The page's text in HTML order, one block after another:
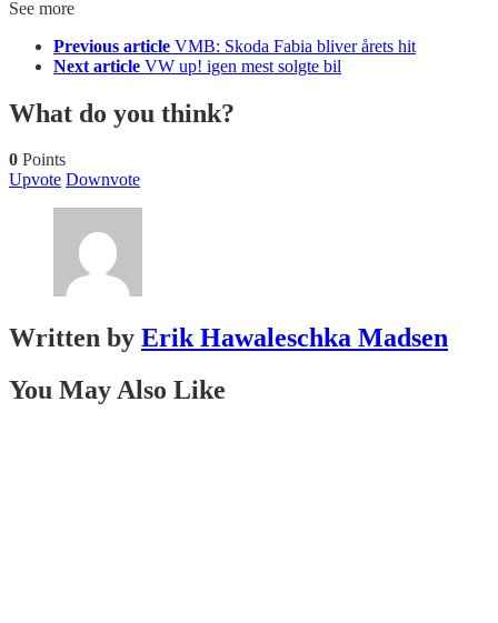
See more
Previous article VMB: Skoda Fabia bliver årets hit
Next article VW up! igen mest solgte bil
What do you think?
0 Points
Upvote Downvote
Written by Erik Hawaleschka Madsen
You May Also Like